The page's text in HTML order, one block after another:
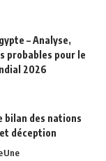
– Analyse,
probables pour le
2026
bilan des nations
déception
Une